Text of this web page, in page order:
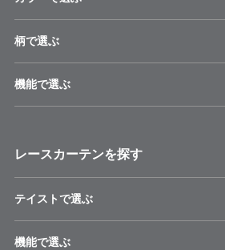
柄で選ぶ
機能で選ぶ
レースカーテンを探す
テイストで選ぶ
機能で選ぶ